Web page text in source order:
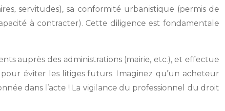
servitudes), sa conformité urbanistique (permis de
à contracter). Cette diligence est fondamentale
auprès des administrations (mairie, etc.), et effectue
éviter les litiges futurs. Imaginez qu’un acheteur
dans l’acte ! La vigilance du professionnel du droit